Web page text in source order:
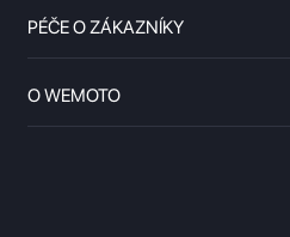
PÉČE O ZÁKAZNÍKY
O WEMOTO